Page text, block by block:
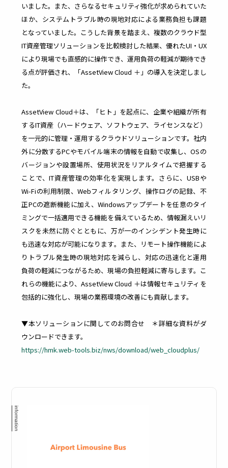
産
管
多様
たIT
資産
の管
理を
適正
化し
コス
トを
a
S
理
社内
で利
用し
てい
るサ
ービ
台帳
管理
ムダ
なコ
を削
減
連携サー
様との連携
幅広いソリ
ューション
モバ
イル
管理
WEB
フィ
いました。また、さらなるセキュリティ強化が求められていた
ほか、システムトラブル時の現地対応による業務負担も課題
となっていました。こうした背景を踏まえ、複数のクラウド型
IT資産管理ソリューションを比較検討した結果、優れたUI・UX
により現場でも直感的に操作でき、運用負荷の軽減が期待でき
る点が評価され、「AssetView Cloud ＋」の導入を決定しまし
た。
AssetView Cloud＋は、「ヒト」を起点に、企業や組織が所有
するIT資産（ハードウェア、ソフトウェア、ライセンスなど）
を一元的に管理・運用するクラウドソリューションです。社内
外に分散するPCやモバイル端末の情報を自動で収集し、OSの
バージョンや設置場所、使用状況をリアルタイムで把握する
ことで、IT資産管理の効率化を実現します。さらに、USBや
Wi-Fiの利用制限、Webフィルタリング、操作ログの記録、不
正PCの遮断機能に加え、Windowsアップデートを任意のタイ
ミングで一括適用できる機能を備えているため、情報漏えいリ
スクを未然に防ぐとともに、万が一のインシデント発生時に
も迅速な対応が可能になります。また、リモート操作機能によ
りトラブル発生時の現地対応を減らし、対応の迅速化と運用
負荷の軽減につながるため、現場の負担軽減に寄与します。こ
れらの機能により、AssetView Cloud ＋は情報セキュリティを
包括的に強化し、現場の業務環境の改善にも貢献します。
▼本ソリューションに関してのお問合せ ＊詳細な資料がダ
ウンロードできます。
https://hmk.web-tools.biz/nws/download/web_cloudplus/